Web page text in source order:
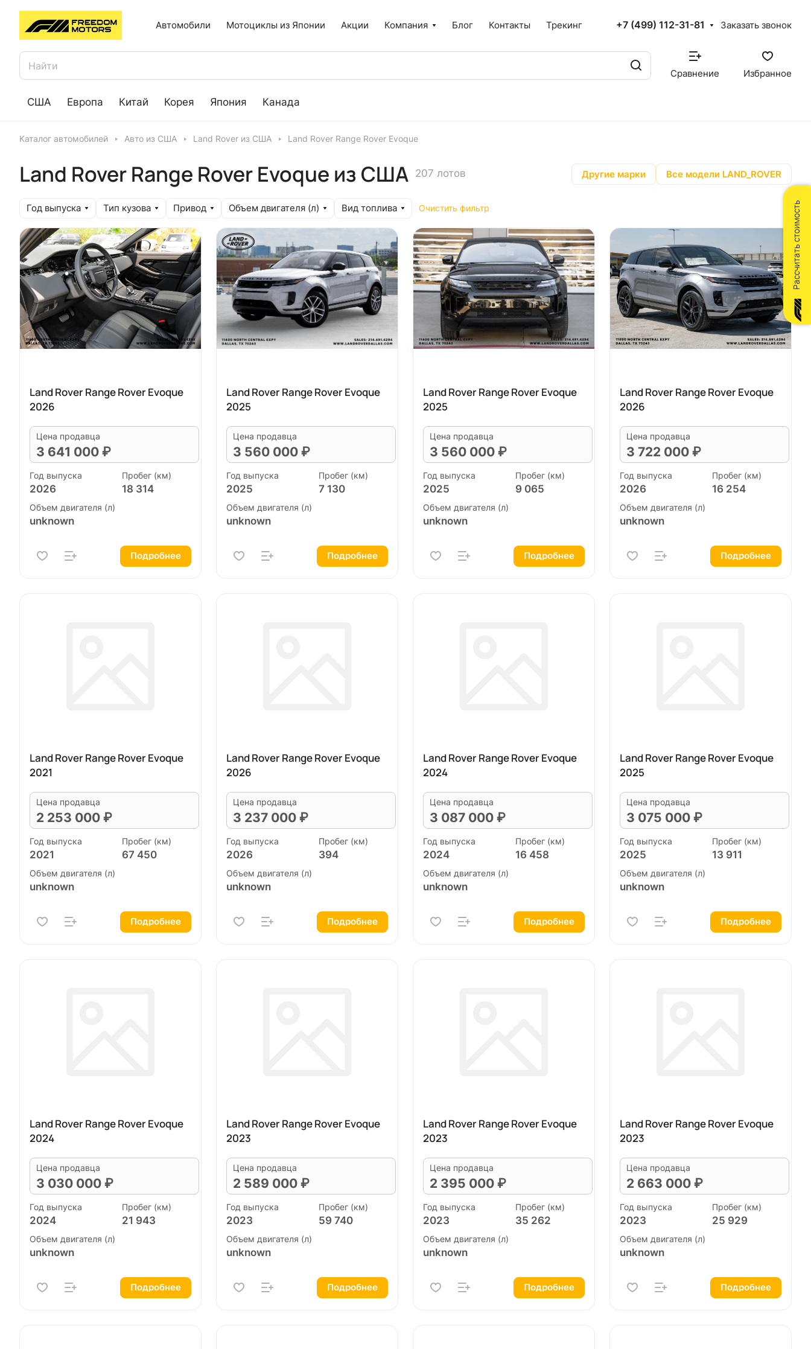
Автомобили Мотоциклы из Японии Акции Компания Блог Контакты Трекинг +7 (499) 112-31-81 Заказать звонок
Сравнение Избранное
США Европа Китай Корея Япония Канада
Каталог автомобилей Авто из США Land Rover из США Land Rover Range Rover Evoque
Land Rover Range Rover Evoque из США 207 лотов Другие марки Все модели LAND_ROVER
Год выпуска Тип кузова Привод Объем двигателя (л) Вид топлива Очистить фильтр
Land Rover Range Rover Evoque
2026
Цена продавца
3 641 000 ₽
Год выпуска
2026
Пробег (км)
18 314
Объем двигателя (л)
unknown
Подробнее
Land Rover Range Rover Evoque
2025
Цена продавца
3 560 000 ₽
Год выпуска
2025
Пробег (км)
7 130
Объем двигателя (л)
unknown
Подробнее
Land Rover Range Rover Evoque
2025
Цена продавца
3 560 000 ₽
Год выпуска
2025
Пробег (км)
9 065
Объем двигателя (л)
unknown
Подробнее
Land Rover Range Rover Evoque
2026
Цена продавца
3 722 000 ₽
Год выпуска
2026
Пробег (км)
16 254
Объем двигателя (л)
unknown
Подробнее
Land Rover Range Rover Evoque
2021
Цена продавца
2 253 000 ₽
Год выпуска
2021
Пробег (км)
67 450
Объем двигателя (л)
unknown
Подробнее
Land Rover Range Rover Evoque
2026
Цена продавца
3 237 000 ₽
Год выпуска
2026
Пробег (км)
394
Объем двигателя (л)
unknown
Подробнее
Land Rover Range Rover Evoque
2024
Цена продавца
3 087 000 ₽
Год выпуска
2024
Пробег (км)
16 458
Объем двигателя (л)
unknown
Подробнее
Land Rover Range Rover Evoque
2025
Цена продавца
3 075 000 ₽
Год выпуска
2025
Пробег (км)
13 911
Объем двигателя (л)
unknown
Подробнее
Land Rover Range Rover Evoque
2024
Цена продавца
3 030 000 ₽
Год выпуска
2024
Пробег (км)
21 943
Объем двигателя (л)
unknown
Подробнее
Land Rover Range Rover Evoque
2023
Цена продавца
2 589 000 ₽
Год выпуска
2023
Пробег (км)
59 740
Объем двигателя (л)
unknown
Подробнее
Land Rover Range Rover Evoque
2023
Цена продавца
2 395 000 ₽
Год выпуска
2023
Пробег (км)
35 262
Объем двигателя (л)
unknown
Подробнее
Land Rover Range Rover Evoque
2023
Цена продавца
2 663 000 ₽
Год выпуска
2023
Пробег (км)
25 929
Объем двигателя (л)
unknown
Подробнее
Рассчитать стоимость